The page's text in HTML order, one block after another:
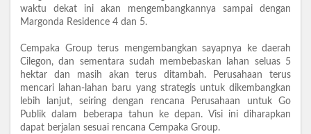
waktu dekat ini akan mengembangkannya sampai dengan
Margonda Residence 4 dan 5.
Cempaka Group terus mengembangkan sayapnya ke daerah
Cilegon, dan sementara sudah membebaskan lahan seluas 5
hektar dan masih akan terus ditambah. Perusahaan terus
mencari lahan-lahan baru yang strategis untuk dikembangkan
lebih lanjut, seiring dengan rencana Perusahaan untuk Go
Publik dalam beberapa tahun ke depan. Visi ini diharapkan
dapat berjalan sesuai rencana Cempaka Group.